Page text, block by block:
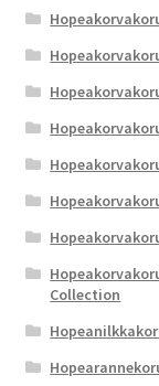
Collection